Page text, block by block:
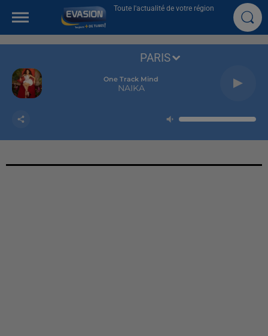
Toute l'actualité de votre région
One Track Mind
NAIKA
PARIS